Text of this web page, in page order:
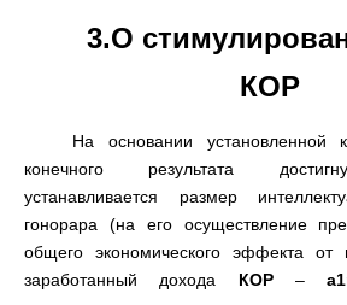
3.О
КОР
На основании установленной
конечного результата
устанавливается размер
гонорара (на его осуществление
общего экономического эффекта от
заработанный дохода
КОР–